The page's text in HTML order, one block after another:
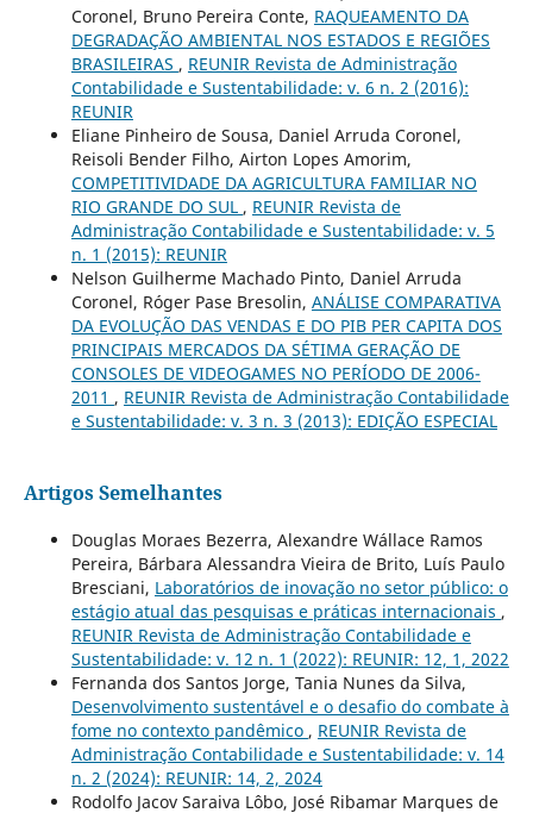
Coronel, Bruno Pereira Conte, RAQUEAMENTO DA
DEGRADAÇÃO AMBIENTAL NOS ESTADOS E REGIÕES
BRASILEIRAS , REUNIR Revista de Administração
Contabilidade e Sustentabilidade: v. 6 n. 2 (2016):
REUNIR
Eliane Pinheiro de Sousa, Daniel Arruda Coronel,
Reisoli Bender Filho, Airton Lopes Amorim,
COMPETITIVIDADE DA AGRICULTURA FAMILIAR NO
RIO GRANDE DO SUL , REUNIR Revista de
Administração Contabilidade e Sustentabilidade: v. 5
n. 1 (2015): REUNIR
Nelson Guilherme Machado Pinto, Daniel Arruda
Coronel, Róger Pase Bresolin, ANÁLISE COMPARATIVA
DA EVOLUÇÃO DAS VENDAS E DO PIB PER CAPITA DOS
PRINCIPAIS MERCADOS DA SÉTIMA GERAÇÃO DE
CONSOLES DE VIDEOGAMES NO PERÍODO DE 2006-
2011 , REUNIR Revista de Administração Contabilidade
e Sustentabilidade: v. 3 n. 3 (2013): EDIÇÃO ESPECIAL
Artigos Semelhantes
Douglas Moraes Bezerra, Alexandre Wállace Ramos
Pereira, Bárbara Alessandra Vieira de Brito, Luís Paulo
Bresciani, Laboratórios de inovação no setor público: o
estágio atual das pesquisas e práticas internacionais ,
REUNIR Revista de Administração Contabilidade e
Sustentabilidade: v. 12 n. 1 (2022): REUNIR: 12, 1, 2022
Fernanda dos Santos Jorge, Tania Nunes da Silva,
Desenvolvimento sustentável e o desafio do combate à
fome no contexto pandêmico , REUNIR Revista de
Administração Contabilidade e Sustentabilidade: v. 14
n. 2 (2024): REUNIR: 14, 2, 2024
Rodolfo Jacov Saraiva Lôbo, José Ribamar Marques de